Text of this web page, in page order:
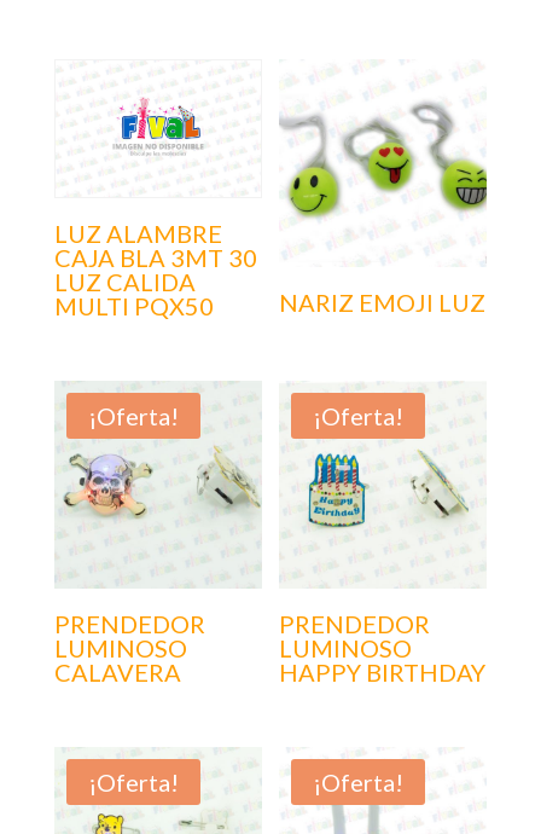
LUZ ALAMBRE
CAJA BLA 3MT 30
LUZ CALIDA
MULTI PQX50
NARIZ EMOJI LUZ
¡Oferta!
PRENDEDOR
LUMINOSO
CALAVERA
¡Oferta!
PRENDEDOR
LUMINOSO
HAPPY BIRTHDAY
¡Oferta! ¡Oferta!